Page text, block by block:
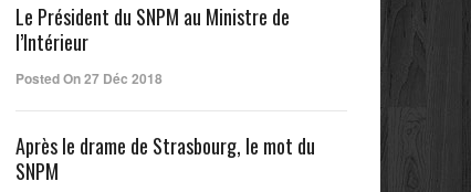
Le Président du SNPM au Ministre de
l’Intérieur
Posted On 27 Déc 2018
Après le drame de Strasbourg, le mot du
SNPM